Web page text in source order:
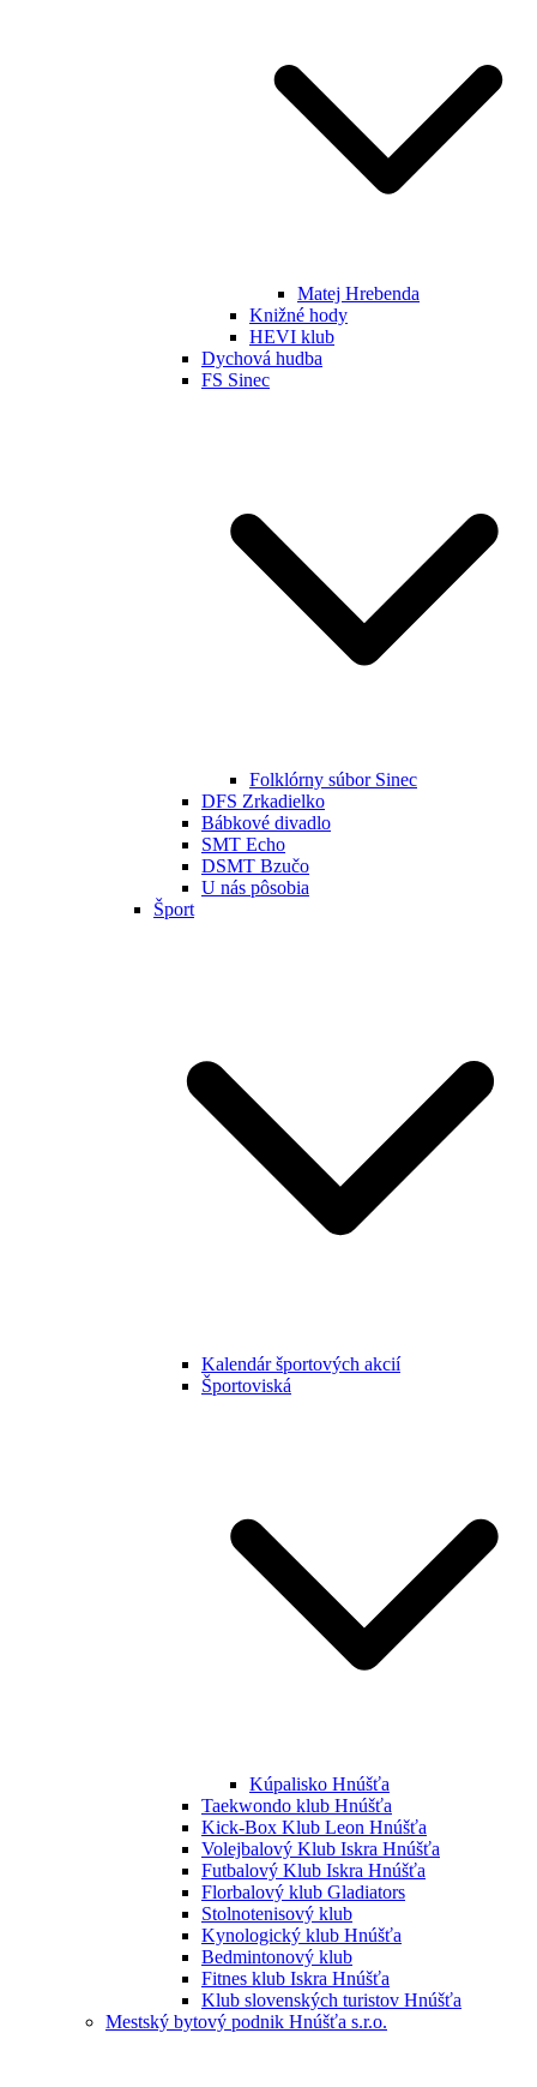
Matej Hrebenda
Knižné hody
HEVI klub
Dychová hudba
FS Sinec
Folklórny súbor Sinec
DFS Zrkadielko
Bábkové divadlo
SMT Echo
DSMT Bzučo
U nás pôsobia
Šport
Kalendár športových akcií
Športoviská
Kúpalisko Hnúšťa
Taekwondo klub Hnúšťa
Kick-Box Klub Leon Hnúšťa
Volejbalový Klub Iskra Hnúšťa
Futbalový Klub Iskra Hnúšťa
Florbalový klub Gladiators
Stolnotenisový klub
Kynologický klub Hnúšťa
Bedmintonový klub
Fitnes klub Iskra Hnúšťa
Klub slovenských turistov Hnúšťa
Mestský bytový podnik Hnúšťa s.r.o.